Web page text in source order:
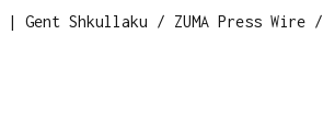
| Gent Shkullaku / ZUMA Press Wire /